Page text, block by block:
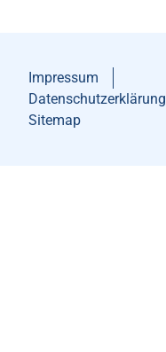
Impressum
Datenschutzerklärung
Sitemap